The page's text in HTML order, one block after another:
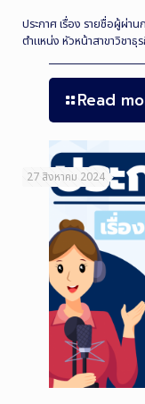
ประกาศ เรื่อง รายชื่อผู้ผ่
ตำแหน่ง หัวหน้าสาขาวิชาธุ
Read
27 สิงหาคม 2024